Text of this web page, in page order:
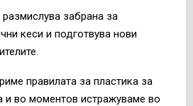
забрана за
кеси и подготвува нови
правилата за пластика за
и во моментов истражуваме во